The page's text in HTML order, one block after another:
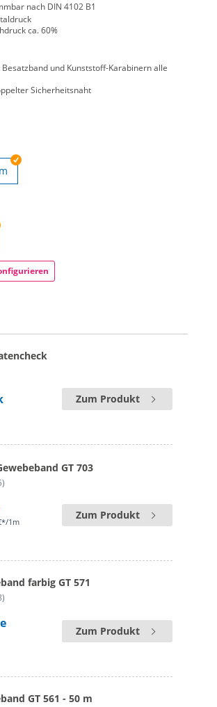
nach DIN 4102 B1
ca. 60%
Besatzband und Kunststoff-Karabinern alle
Sicherheitsnaht
Zum Produkt
GT 703
1m
Zum Produkt
farbig GT 571
Zum Produkt
GT 561 - 50 m